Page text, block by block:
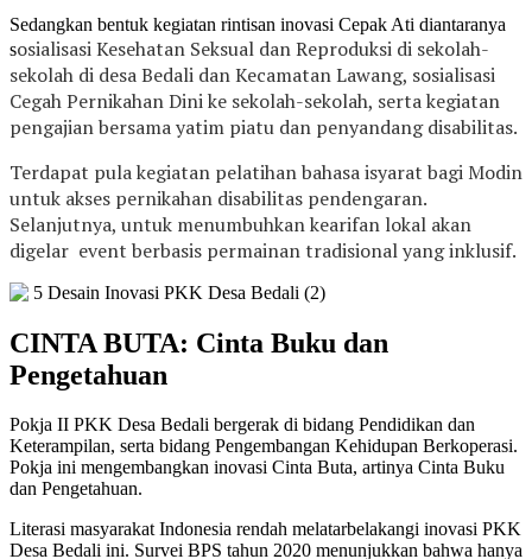
Sedangkan bentuk kegiatan rintisan inovasi Cepak Ati diantaranya
sosialisasi Kesehatan Seksual dan Reproduksi di sekolah-
sekolah di desa Bedali dan Kecamatan Lawang, sosialisasi
Cegah Pernikahan Dini ke sekolah-sekolah, serta kegiatan
pengajian bersama yatim piatu dan penyandang disabilitas.
Terdapat pula kegiatan pelatihan bahasa isyarat bagi Modin
untuk akses pernikahan disabilitas pendengaran.
Selanjutnya, untuk menumbuhkan kearifan lokal akan
digelar event berbasis permainan tradisional yang inklusif.
CINTA BUTA: Cinta Buku dan
Pengetahuan
Pokja II PKK Desa Bedali bergerak di bidang Pendidikan dan
Keterampilan, serta bidang Pengembangan Kehidupan Berkoperasi.
Pokja ini mengembangkan inovasi Cinta Buta, artinya Cinta Buku
dan Pengetahuan.
Literasi masyarakat Indonesia rendah melatarbelakangi inovasi PKK
Desa Bedali ini. Survei BPS tahun 2020 menunjukkan bahwa hanya